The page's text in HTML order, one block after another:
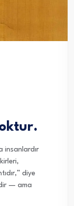
insanlardır
diye
— ama